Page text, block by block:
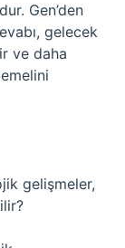
Gen’den
gelecek
ve daha
gelişmeler,